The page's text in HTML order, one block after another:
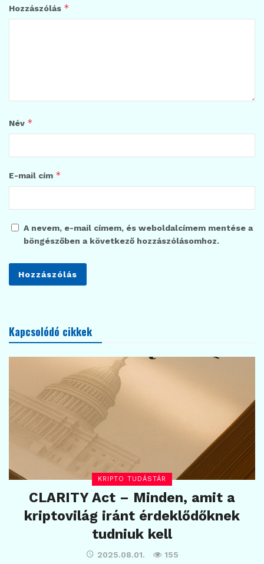
Hozzászólás *
Név *
E-mail cím *
A nevem, e-mail címem, és weboldalcímem mentése a
böngészőben a következő hozzászólásomhoz.
Kapcsolódó cikkek
KRIPTO TUDÁSTÁR
CLARITY Act – Minden, amit a
kriptovilág iránt érdeklődőknek
tudniuk kell
2025.08.01. 155